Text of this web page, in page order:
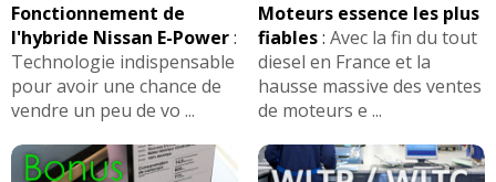
Fonctionnement de
l'hybride Nissan E-Power:
Technologie indispensable
pour avoir une chance de
vendre un peu de vo ...
Moteurs essence les plus
fiables: Avec la fin du tout
diesel en France et la
hausse massive des ventes
de moteurs e ...